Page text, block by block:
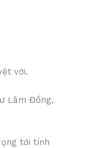
vời.
Lâm Đồng,
tới tính